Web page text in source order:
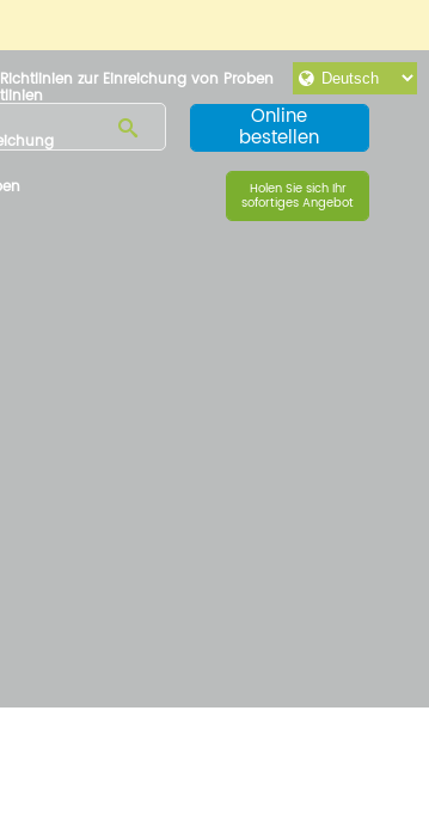
Richtlinien zur Einreichung von Proben
Online
bestellen
Holen Sie sich Ihr
sofortiges Angebot